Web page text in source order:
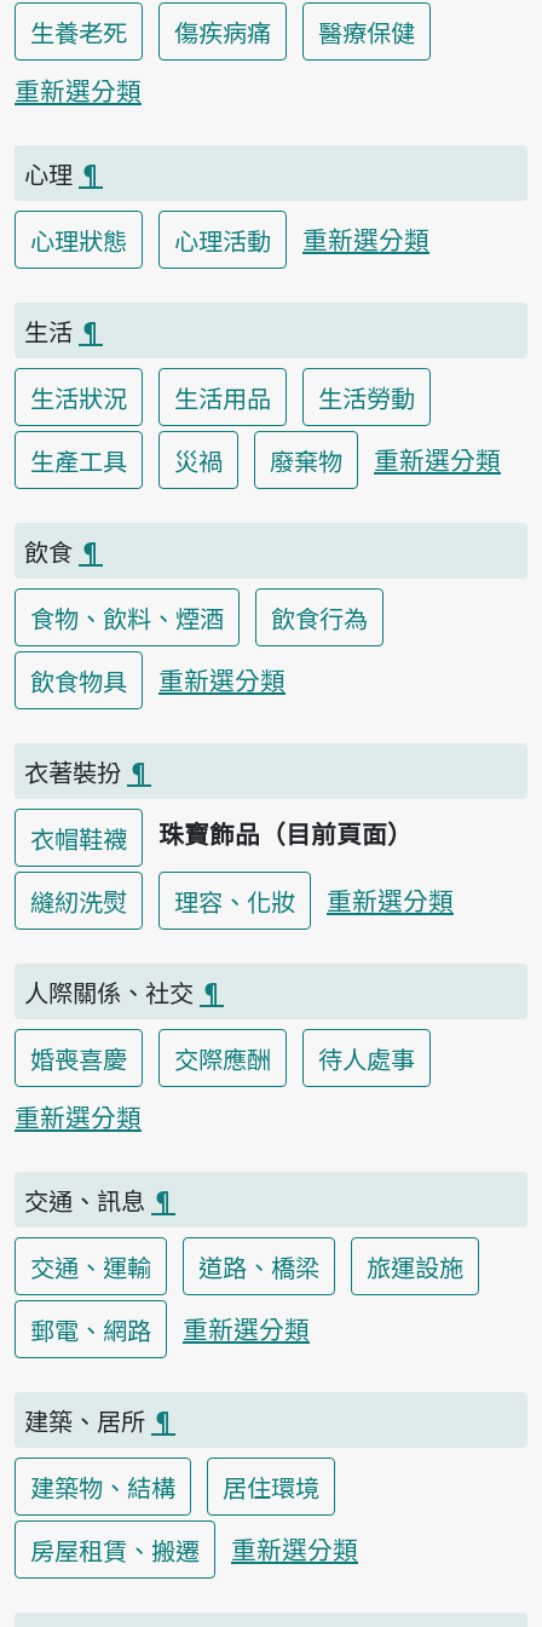
生養老死
傷疾病痛
醫療保健
重新選分類
心理 ¶
心理狀態
心理活動 重新選分類
生活 ¶
生活狀況
生活用品
生活勞動
生產工具
災禍 廢棄物 重新選分類
飲食 ¶
食物、飲料、煙酒
飲食行為
飲食物具
重新選分類
衣著裝扮 ¶
衣帽鞋襪
珠寶飾品（目前頁面）
縫紉洗熨
理容、化妝 重新選分類
人際關係、社交 ¶
婚喪喜慶
交際應酬
待人處事
重新選分類
交通、訊息 ¶
交通、運輸
道路、橋梁
旅運設施
郵電、網路
重新選分類
建築、居所 ¶
建築物、結構
居住環境
房屋租賃、搬遷
重新選分類